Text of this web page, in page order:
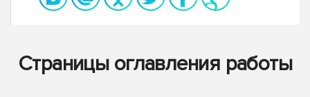
Страницы оглавления работы